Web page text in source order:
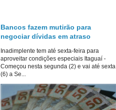
Bancos fazem mutirão para
negociar dívidas em atraso
Inadimplente tem até sexta-feira para
aproveitar condições especiais Itaguaí -
Começou nesta segunda (2) e vai até sexta
(6) a Se...